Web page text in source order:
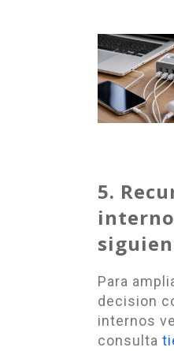
5.
Para
decision
internos
consulta